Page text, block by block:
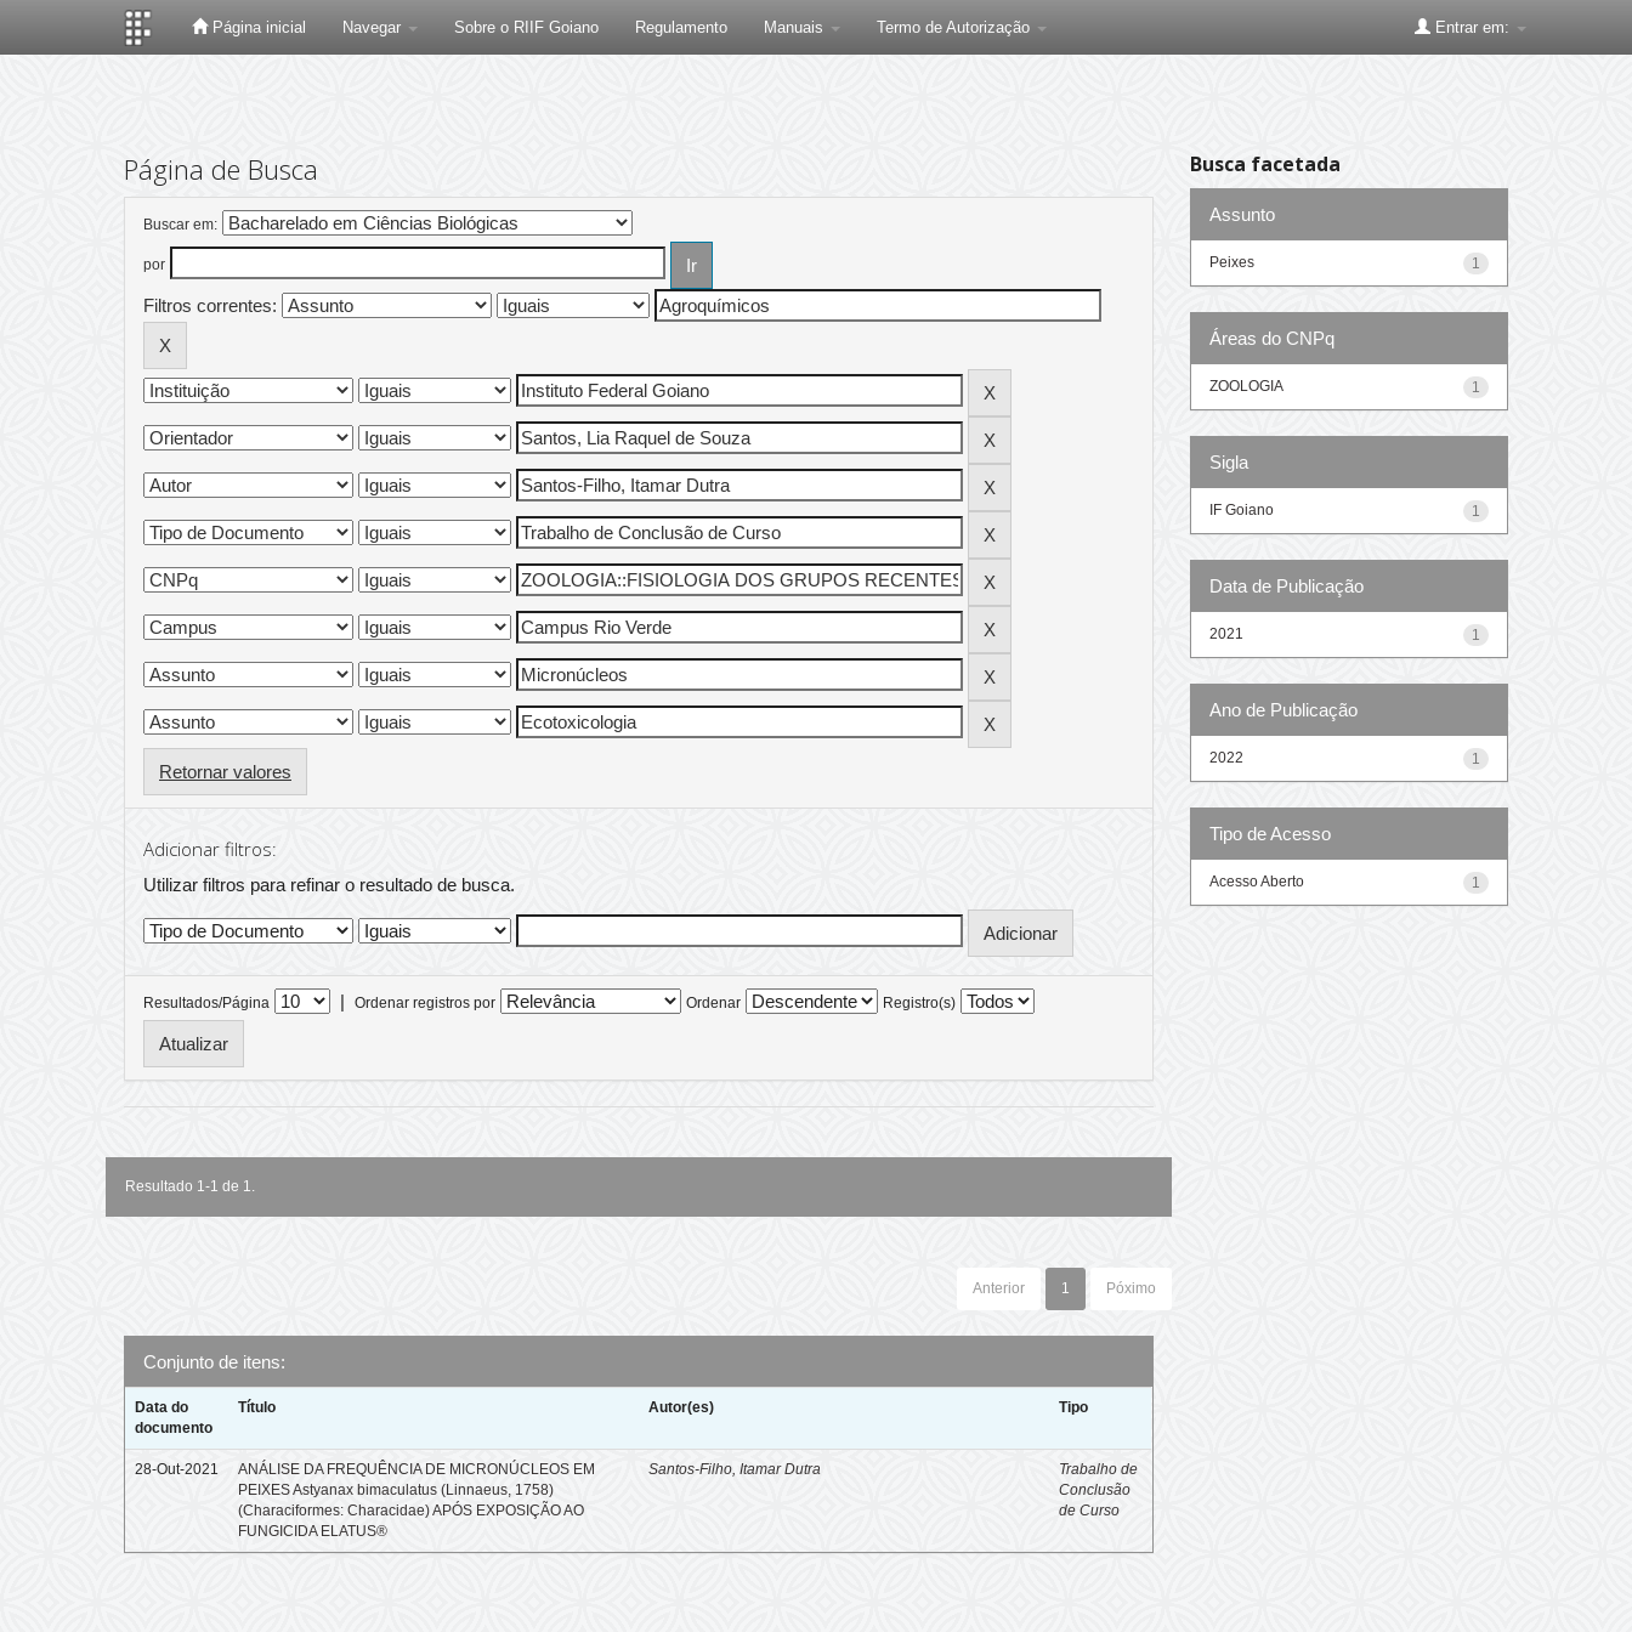
Página inicial Navegar Sobre o RIIF Goiano Regulamento Manuais Termo de Autorização Entrar em:
Página de Busca
Buscar em:
por
Filtros correntes:
Retornar valores
Adicionar filtros:
Utilizar filtros para refinar o resultado de busca.
Resultados/Página | Ordenar registros por Ordenar Registro(s)
Resultado 1-1 de 1.
Anterior 1 Póximo
Conjunto de itens:
Data do
documento
Título Autor(es) Tipo
28-Out-2021
ANÁLISE DA FREQUÊNCIA DE MICRONÚCLEOS EM
PEIXES Astyanax bimaculatus (Linnaeus, 1758)
(Characiformes: Characidae) APÓS EXPOSIÇÃO AO
FUNGICIDA ELATUS®
Santos-Filho, Itamar Dutra
Trabalho de
Conclusão
de Curso
Busca facetada
Assunto
1
Peixes
Áreas do CNPq
1
ZOOLOGIA
Sigla
1
IF Goiano
Data de Publicação
1
2021
Ano de Publicação
1
2022
Tipo de Acesso
1
Acesso Aberto